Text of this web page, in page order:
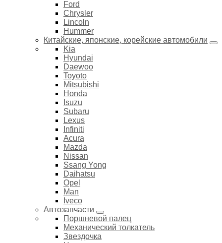
Ford
Chrysler
Lincoln
Hummer
Китайские, японские, корейские автомобили
Kia
Hyundai
Daewoo
Toyoto
Mitsubishi
Honda
Isuzu
Subaru
Lexus
Infiniti
Acura
Mazda
Nissan
Ssang Yong
Daihatsu
Opel
Man
Iveco
Автозапчасти
Поршневой палец
Механический толкатель
Звездочка